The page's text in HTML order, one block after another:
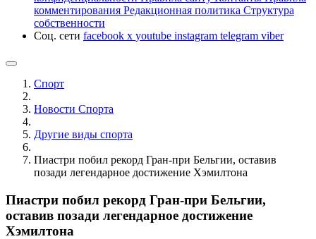
комментирования Редакционная политика Структура
собственности
Соц. сети facebook x youtube instagram telegram viber
Спорт
Новости Cпорта
Другие виды спорта
Пиастри побил рекорд Гран-при Бельгии, оставив
позади легендарное достижение Хэмилтона
Пиастри побил рекорд Гран-при Бельгии,
оставив позади легендарное достижение
Хэмилтона